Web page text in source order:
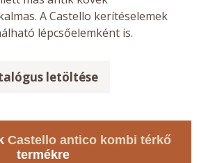
A Castello kerítéselemek
lépcsőelemként is.
letöltése
Castello antico kombi térkő
termékre